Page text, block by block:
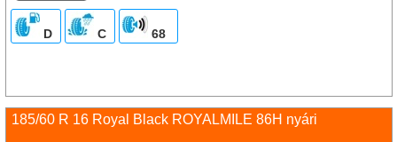
D C 68
185/60 R 16 Royal Black ROYALMILE 86H nyári